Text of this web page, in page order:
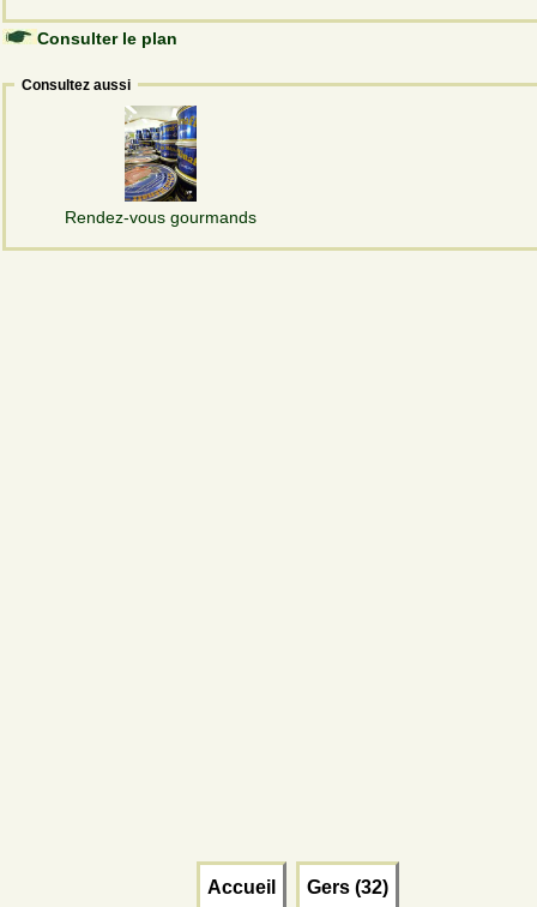
Consulter le plan
Consultez aussi
Rendez-vous gourmands
Accueil Gers (32)